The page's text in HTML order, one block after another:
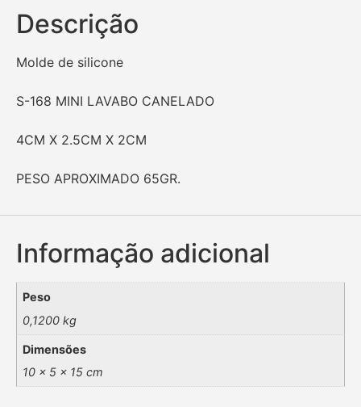
Descrição
Molde de silicone
S-168 MINI LAVABO CANELADO
4CM X 2.5CM X 2CM
PESO APROXIMADO 65GR.
Informação adicional
Peso
0,1200 kg
Dimensões
10 × 5 × 15 cm